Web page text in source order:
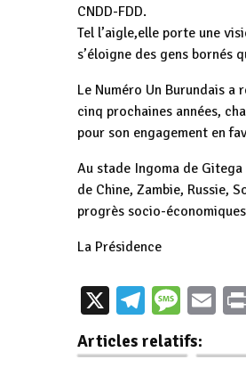
CNDD-FDD.
Tel l’aigle,elle porte une
s’éloigne des gens bornés
Le Numéro Un Burundais a
cinq prochaines années,
pour son engagement en
Au stade Ingoma de Gitega
de Chine, Zambie, Russie,
progrès socio-
La Présidence
X
Articles relatifs:
Burundi : Le
CNDD-FDD de
Nouvel An en…